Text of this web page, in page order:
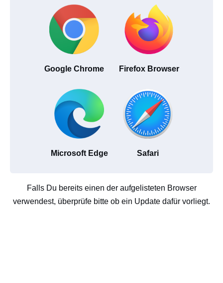
Google Chrome Firefox Browser
Microsoft Edge Safari
Falls Du bereits einen der aufgelisteten Browser
verwendest, überprüfe bitte ob ein Update dafür vorliegt.